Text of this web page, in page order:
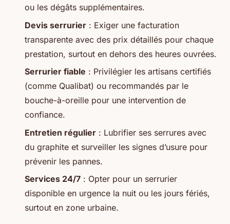
ou les dégâts supplémentaires.
Devis serrurier : Exiger une facturation
transparente avec des prix détaillés pour chaque
prestation, surtout en dehors des heures ouvrées.
Serrurier fiable : Privilégier les artisans certifiés
(comme Qualibat) ou recommandés par le
bouche-à-oreille pour une intervention de
confiance.
Entretien régulier : Lubrifier ses serrures avec
du graphite et surveiller les signes d’usure pour
prévenir les pannes.
Services 24/7 : Opter pour un serrurier
disponible en urgence la nuit ou les jours fériés,
surtout en zone urbaine.